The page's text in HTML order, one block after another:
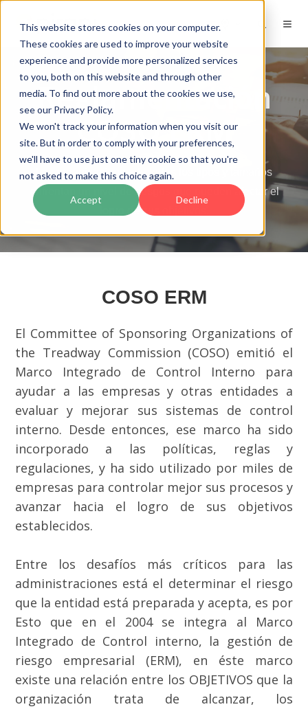
This website stores cookies on your computer.
These cookies are used to improve your website
experience and provide more personalized services
to you, both on this website and through other
media. To find out more about the cookies we use,
see our Privacy Policy.
We won't track your information when you visit our
site. But in order to comply with your preferences,
we'll have to use just one tiny cookie so that you're
not asked to make this choice again.
Accept Decline
ES
Reglamentación
COSO ERM
Las organizaciones de todos los tipos y tamaños
enfrentan un nivel de riesgos que pueden afectar el
logro de sus objetivos.
COSO ERM
El Committee of Sponsoring Organizations of
the Treadway Commission (COSO) emitió el
Marco Integrado de Control Interno para
ayudar a las empresas y otras entidades a
evaluar y mejorar sus sistemas de control
interno. Desde entonces, ese marco ha sido
incorporado a las políticas, reglas y
regulaciones, y ha sido utilizado por miles de
empresas para controlar mejor sus procesos y
avanzar hacia el logro de sus objetivos
establecidos.
Entre los desafíos más críticos para las
administraciones está el determinar el riesgo
que la entidad está preparada y acepta, es por
Esto que en el 2004 se integra al Marco
Integrado de Control interno, la gestión de
riesgo empresarial (ERM), en éste marco
existe una relación entre los OBJETIVOS que la
organización trata de alcanzar, los